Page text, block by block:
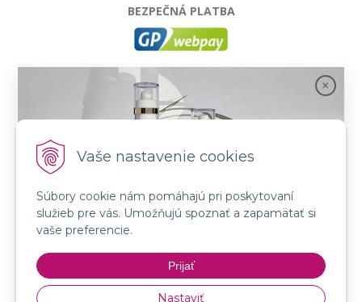
Vaše nastavenie cookies
Súbory cookie nám pomáhajú pri poskytovaní
služieb pre vás. Umožňujú spoznať a zapamätať si
vaše preferencie.
Prijať
Nastaviť
BEZPEČNÁ PLATBA
- Moderný a bezpečný systém pre platby
kartou na internete. Je jedným z najpoužívanejších
platobných brán na slovenských e-shopoch. Spĺňa
SLEDUJTE NÁS
FB: LORIN všetko pre krásu
YouTube: LORIN všetko pre krásu
Spojenie prírody a vedy s novou kozmetikou
Nakupovať